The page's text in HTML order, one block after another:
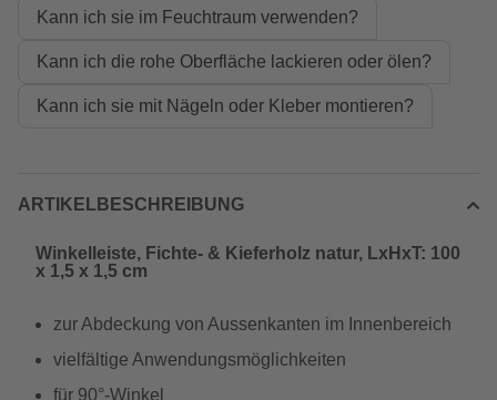
Kann ich sie im Feuchtraum verwenden?
Kann ich die rohe Oberfläche lackieren oder ölen?
Kann ich sie mit Nägeln oder Kleber montieren?
ARTIKELBESCHREIBUNG
Winkelleiste, Fichte- & Kieferholz natur, LxHxT: 100
x 1,5 x 1,5 cm
zur Abdeckung von Aussenkanten im Innenbereich
vielfältige Anwendungsmöglichkeiten
für 90°-Winkel